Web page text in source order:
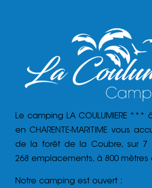
Le camping LA COULUMIERE *** à
en CHARENTE-MARITIME vous
de la forêt de la Coubre, sur 7
268 emplacements, à 800 mètres
Notre camping est ouvert :